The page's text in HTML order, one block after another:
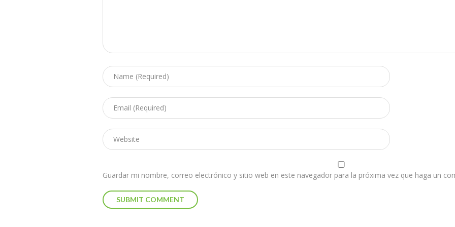
Guardar mi nombre, correo electrónico y sitio web en este navegador para la próxima vez que haga un